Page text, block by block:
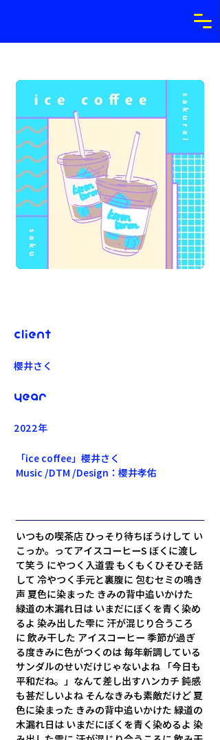
Client
櫻井さく
Year
2022年
「ice coffee」櫻井さく
Music /DTM /Design：櫻井孝佑
いつもの喫茶店 ひっそり待ちぼうけして い
こっか。ってアイスコーヒーS ぼくに渡し
て笑う にやつく入道雲 もくもくひそひそ話
して 冷やつく手元と裏腹に 包むセミの鳴き
声 夏色に染まった きみの背中追いかけた
緑道の木漏れ日は いまだにぼくを青く染め
るよ 染み出した雫に 汗が混じり合うころ
に 飲み干した アイスコーヒー 季節が過ぎ
る度きみに色がつくのは 毎年新調している
サンダルのせいだけじゃないよね 「今日も
平和だね。」なんて差し出すハンカチ 鈍感
も甚だしいよね そんなきみも素敵だけど 夏
色に染まった きみの背中追いかけた 緑道の
木漏れ日は いまだにぼくを青く染めるよ 染